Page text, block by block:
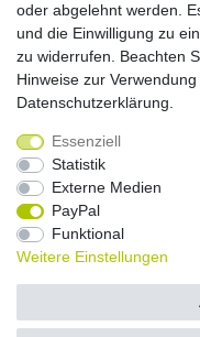
Auslandsversand,
Insellieferung
Widerrufs­recht
oder abgelehnt werden.
und die Einwilligung zu
zu widerrufen. Beachten
Hinweise zur
Daten­schutz­erklärung
Essenziell
Statistik
Externe Medien
PayPal
Funktional
Weitere Einstellungen